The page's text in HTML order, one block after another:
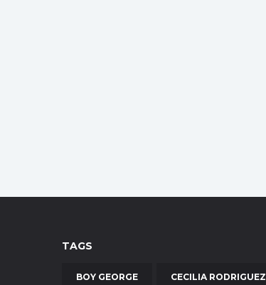
TAGS
BOY GEORGE CECILIA RODRIGUEZ